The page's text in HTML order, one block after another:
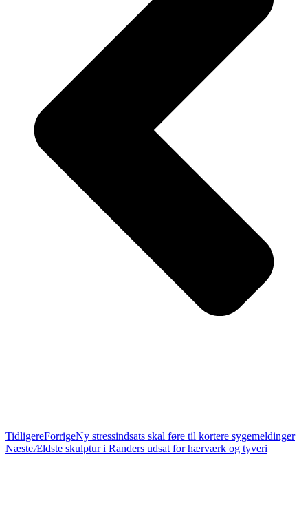
TidligereForrigeNy stressindsats skal føre til kortere sygemeldinger
NæsteÆldste skulptur i Randers udsat for hærværk og tyveri